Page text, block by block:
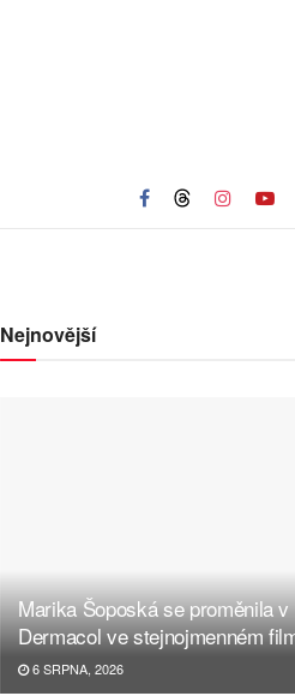
Nejnovější
Marika Šoposká se proměnila v
Dermacol ve stejnojmenném
6 SRPNA, 2026